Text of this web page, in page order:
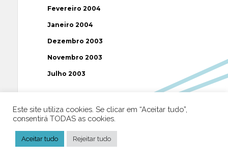
Fevereiro 2004
Janeiro 2004
Dezembro 2003
Novembro 2003
Julho 2003
BRASIL
Este site utiliza cookies. Se clicar em “Aceitar tudo”,
consentirá TODAS as cookies.
Aceitar tudo Rejeitar tudo